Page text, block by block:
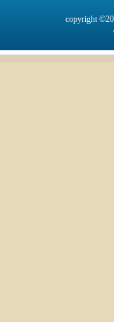
copyright